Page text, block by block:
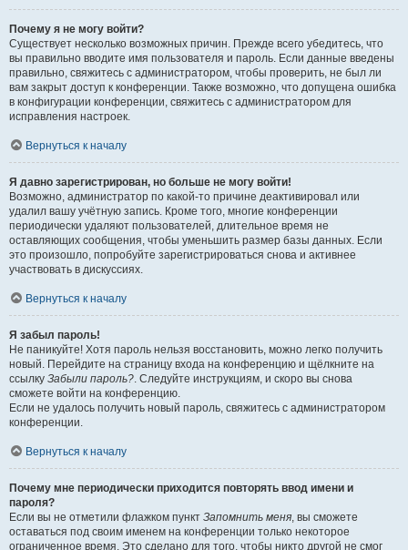
Почему я не могу войти?
Существует несколько возможных причин. Прежде всего убедитесь, что
вы правильно вводите имя пользователя и пароль. Если данные введены
правильно, свяжитесь с администратором, чтобы проверить, не был ли
вам закрыт доступ к конференции. Также возможно, что допущена ошибка
в конфигурации конференции, свяжитесь с администратором для
исправления настроек.
Вернуться к началу
Я давно зарегистрирован, но больше не могу войти!
Возможно, администратор по какой-то причине деактивировал или
удалил вашу учётную запись. Кроме того, многие конференции
периодически удаляют пользователей, длительное время не
оставляющих сообщения, чтобы уменьшить размер базы данных. Если
это произошло, попробуйте зарегистрироваться снова и активнее
участвовать в дискуссиях.
Вернуться к началу
Я забыл пароль!
Не паникуйте! Хотя пароль нельзя восстановить, можно легко получить
новый. Перейдите на страницу входа на конференцию и щёлкните на
ссылку Забыли пароль?. Следуйте инструкциям, и скоро вы снова
сможете войти на конференцию.
Если не удалось получить новый пароль, свяжитесь с администратором
конференции.
Вернуться к началу
Почему мне периодически приходится повторять ввод имени и
пароля?
Если вы не отметили флажком пункт Запомнить меня, вы сможете
оставаться под своим именем на конференции только некоторое
ограниченное время. Это сделано для того, чтобы никто другой не смог